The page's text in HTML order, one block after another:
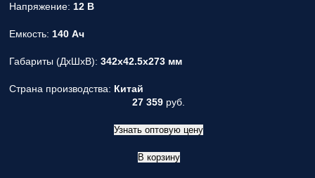
Напряжение: 12 В
Емкость: 140 Ач
Габариты (ДxШxВ): 342x42.5x273 мм
Страна производства: Китай
27 359 руб.
Узнать оптовую цену
В корзину